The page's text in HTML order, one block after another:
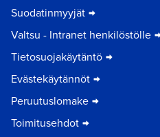
Suodatinmyyjät
Valtsu - Intranet henkilöstölle
Tietosuojakäytäntö
Evästekäytännöt
Peruutuslomake
Toimitusehdot